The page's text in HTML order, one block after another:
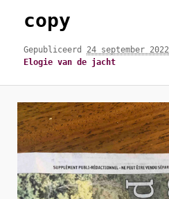
copy
Gepubliceerd 24 september 2022
Elogie van de jacht